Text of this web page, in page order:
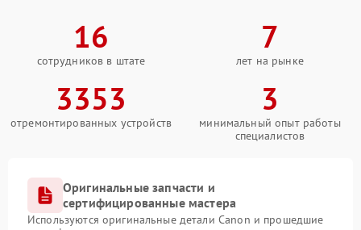
16
сотрудников в штате
7
лет на рынке
3353
отремонтированных устройств
3
минимальный опыт работы
специалистов
Оригинальные запчасти и
сертифицированные мастера
Используются оригинальные детали Canon и прошедшие